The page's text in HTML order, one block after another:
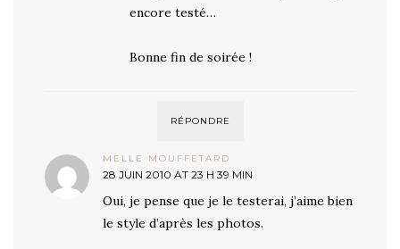
encore testé…
Bonne fin de soirée !
RÉPONDRE
MELLE MOUFFETARD
28 JUIN 2010 AT 23 H 39 MIN
Oui, je pense que je le testerai, j’aime bien
le style d’après les photos.